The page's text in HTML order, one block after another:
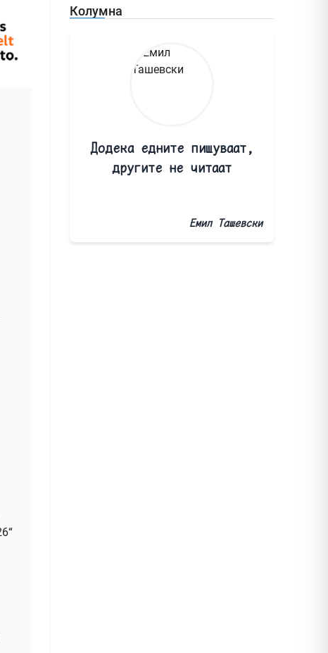
Колумна
Додека едните пишуваат,
другите не читаат
Емил Ташевски